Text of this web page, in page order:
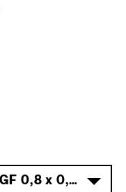
Rissarmierungselement GF 0,8 x 0,6 m = 0,48 m²